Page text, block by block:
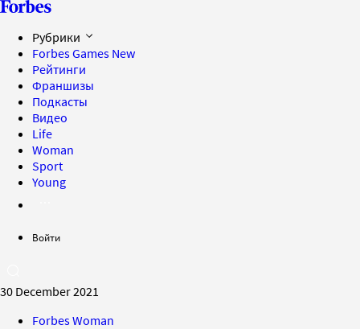
Рубрики
Forbes Games New
Рейтинги
Франшизы
Подкасты
Видео
Life
Woman
Sport
Young
Войти
30 December 2021
Forbes Woman